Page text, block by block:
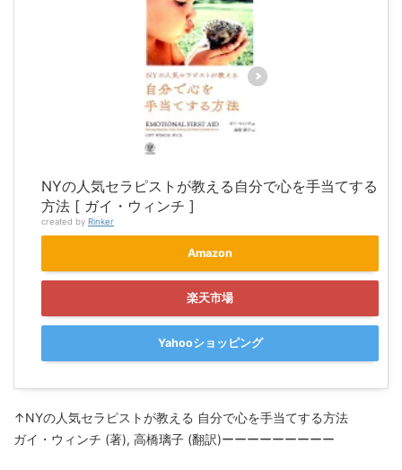
NYの人気セラピストが教える自分で心を手当てする
方法 [ ガイ・ウィンチ ]
created by Rinker
Amazon
楽天市場
Yahooショッピング
↑NYの人気セラピストが教える 自分で心を手当てする方法
ガイ・ウィンチ (著), 高橋璃子 (翻訳)ーーーーーーーーー